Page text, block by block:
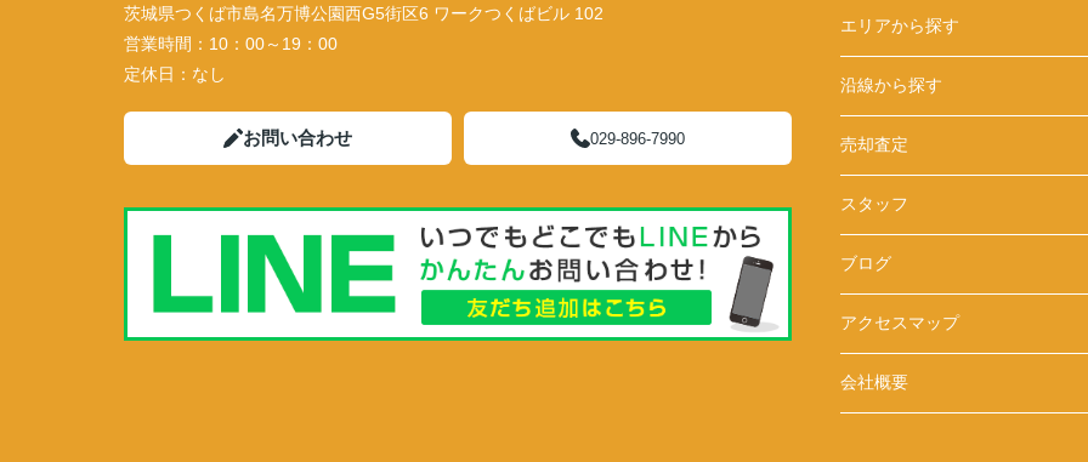
茨城県つくば市島名万博公園西G5街区6 ワークつくばビル 102
営業時間： 10：00～19：00
定休日： なし
お問い合わせ 029-896-7990
エリアから探す
沿線から探す
売却査定
スタッフ
ブログ
アクセスマップ
会社概要